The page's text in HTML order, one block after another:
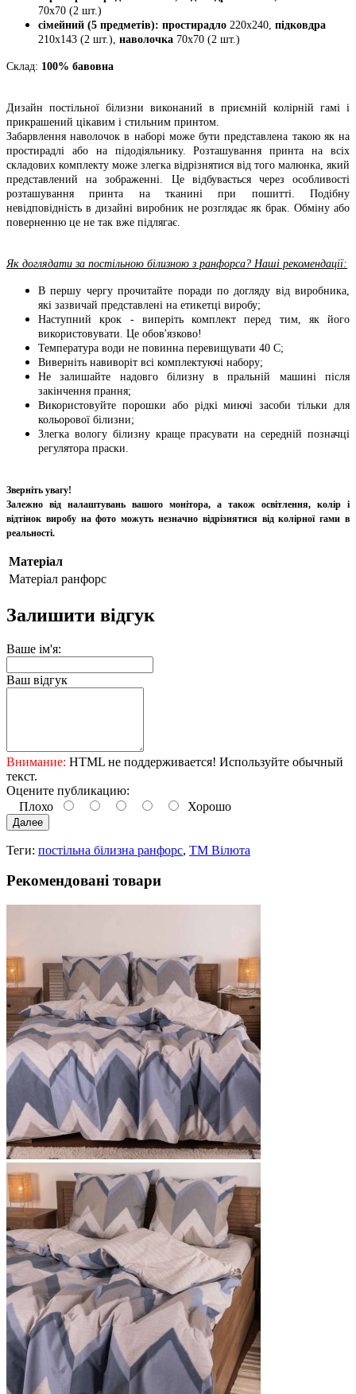
70х70 (2 шт.)
сімейний (5 предметів): простирадло 220х240, підковдра
210х143 (2 шт.), наволочка 70х70 (2 шт.)
Склад: 100% бавовна
Дизайн постільної білизни виконаний в приємній колірній гамі і
прикрашений цікавим і стильним принтом.
Забарвлення наволочок в наборі може бути представлена такою як на
простирадлі або на підодіяльнику. Розташування принта на всіх
складових комплекту може злегка відрізнятися від того малюнка, який
представлений на зображенні. Це відбувається через особливості
розташування принта на тканині при пошитті. Подібну
невідповідність в дизайні виробник не розглядає як брак. Обміну або
поверненню це не так вже підлягає.
Як доглядати за постільною білизною з ранфорса? Наші рекомендації:
В першу чергу прочитайте поради по догляду від виробника,
які зазвичай представлені на етикетці виробу;
Наступний крок - виперіть комплект перед тим, як його
використовувати. Це обов'язково!
Температура води не повинна перевищувати 40 С;
Виверніть навиворіт всі комплектуючі набору;
Не залишайте надовго білизну в пральній машині після
закінчення прання;
Використовуйте порошки або рідкі миючі засоби тільки для
кольорової білизни;
Злегка вологу білизну краще прасувати на середній позначці
регулятора праски.
Зверніть увагу!
Залежно від налаштувань вашого монітора, а також освітлення, колір і
відтінок виробу на фото можуть незначно відрізнятися від колірної гами в
реальності.
Матеріал
Матеріал ранфорс
Залишити відгук
Ваше ім'я:
Ваш відгук
Внимание: HTML не поддерживается! Используйте обычный
текст.
Оцените публикацию:
Плохо
Хорошо
Далее
Теги: постільна білизна ранфорс, ТМ Вілюта
Рекомендовані товари